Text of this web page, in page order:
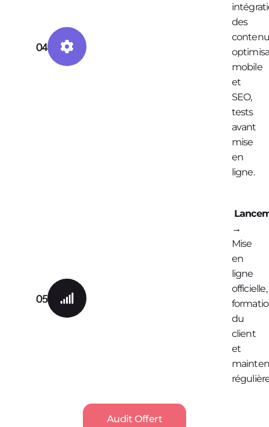
04
des
mobile
et
SEO,
tests
avant
mise
en
ligne.
05
→
Mise
en
ligne
officielle,
du
client
et
Audit Offert